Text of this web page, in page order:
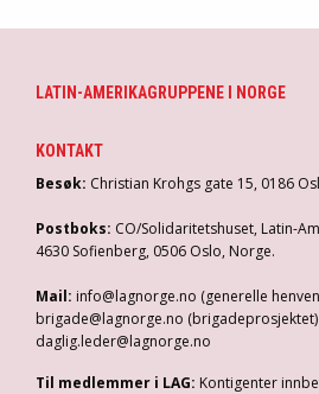
LATIN-AMERIKAGRUPPENE I NORGE
KONTAKT
Besøk: Christian Krohgs gate 15, 0186
Postboks: CO/Solidaritetshuset, Latin-
4630 Sofienberg, 0506 Oslo, Norge.
Mail: info@lagnorge.no (generelle
brigade@lagnorge.no
daglig.leder@lagnorge.no
Til medlemmer i LAG: Kontigenter